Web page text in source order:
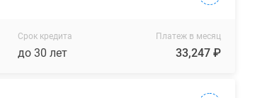
Срок кредита
до 30 лет
Платеж в месяц
33,247 ₽